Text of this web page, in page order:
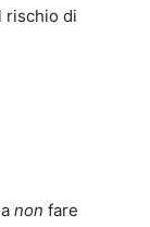
rischio di
non fare